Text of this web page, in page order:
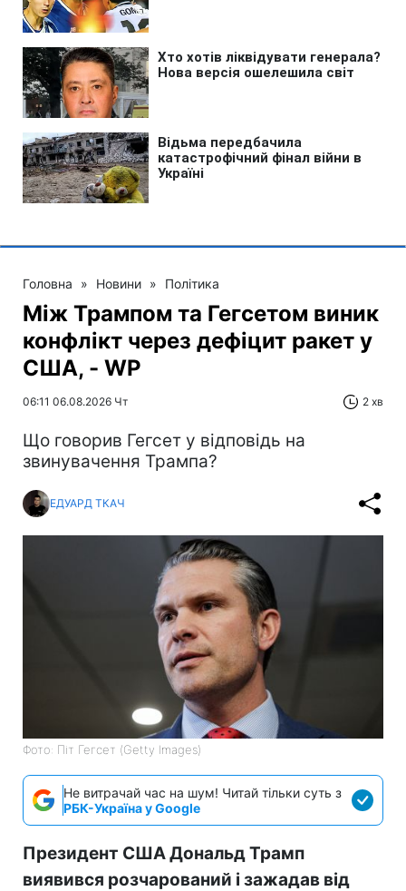
Головна » Новини » Політика
Між Трампом та Гегсетом виник
конфлікт через дефіцит ракет у
США, - WP
06:11 06.08.2026 Чт 2 хв
Що говорив Гегсет у відповідь на
звинувачення Трампа?
ЕДУАРД ТКАЧ
Фото: Піт Гегсет (Getty Images)
Не витрачай час на шум! Читай тільки суть з
РБК-Україна у Google
Президент США Дональд Трамп
виявився розчарований і зажадав від